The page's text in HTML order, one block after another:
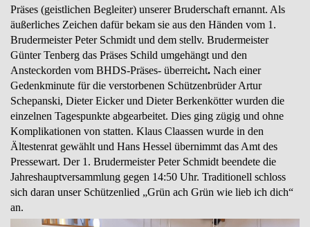
Präses (geistlichen Begleiter) unserer Bruderschaft ernannt. Als
äußerliches Zeichen dafür bekam sie aus den Händen vom 1.
Brudermeister Peter Schmidt und dem stellv. Brudermeister
Günter Tenberg das Präses Schild umgehängt und den
Ansteckorden vom BHDS-Präses- überreicht. Nach einer
Gedenkminute für die verstorbenen Schützenbrüder Artur
Schepanski, Dieter Eicker und Dieter Berkenkötter wurden die
einzelnen Tagespunkte abgearbeitet. Dies ging zügig und ohne
Komplikationen von statten. Klaus Claassen wurde in den
Ältestenrat gewählt und Hans Hessel übernimmt das Amt des
Pressewart. Der 1. Brudermeister Peter Schmidt beendete die
Jahreshauptversammlung gegen 14:50 Uhr. Traditionell schloss
sich daran unser Schützenlied „Grün ach Grün wie lieb ich dich“
an.